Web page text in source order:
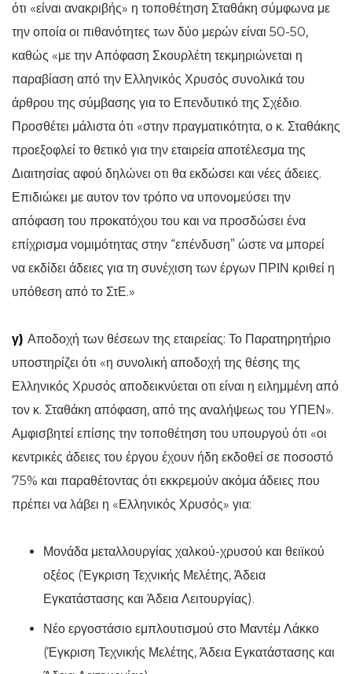
ότι «είναι ανακριβής» η τοποθέτηση Σταθάκη σύμφωνα με
την οποία οι πιθανότητες των δύο μερών είναι 50-50,
καθώς «με την Απόφαση Σκουρλέτη τεκμηριώνεται η
παραβίαση από την Ελληνικός Χρυσός συνολικά του
άρθρου της σύμβασης για το Επενδυτικό της Σχέδιο.
Προσθέτει μάλιστα ότι «στην πραγματικότητα, ο κ. Σταθάκης
προεξοφλεί το θετικό για την εταιρεία αποτέλεσμα της
Διαιτησίας αφού δηλώνει οτι θα εκδώσει και νέες άδειες.
Επιδιώκει με αυτον τον τρόπο να υπονομεύσει την
απόφαση του προκατόχου του και να προσδώσει ένα
επίχρισμα νομιμότητας στην “επένδυση” ώστε να μπορεί
να εκδίδει άδειες για τη συνέχιση των έργων ΠΡΙΝ κριθεί η
υπόθεση από το ΣτΕ.»
γ) Αποδοχή των θέσεων της εταιρείας: Το Παρατηρητήριο
υποστηρίζει ότι «η συνολική αποδοχή της θέσης της
Ελληνικός Χρυσός αποδεικνύεται οτι είναι η ειλημμένη από
τον κ. Σταθάκη απόφαση, από της αναλήψεως του ΥΠΕΝ».
Αμφισβητεί επίσης την τοποθέτηση του υπουργού ότι «οι
κεντρικές άδειες του έργου έχουν ήδη εκδοθεί σε ποσοστό
75% και παραθέτοντας ότι εκκρεμούν ακόμα άδειες που
πρέπει να λάβει η «Ελληνικός Χρυσός» για:
Μονάδα μεταλλουργίας χαλκού-χρυσού και θειϊκού
οξέος (Έγκριση Τεχνικής Μελέτης, Άδεια
Εγκατάστασης και Άδεια Λειτουργίας).
Νέο εργοστάσιο εμπλουτισμού στο Μαντέμ Λάκκο
(Έγκριση Τεχνικής Μελέτης, Άδεια Εγκατάστασης και